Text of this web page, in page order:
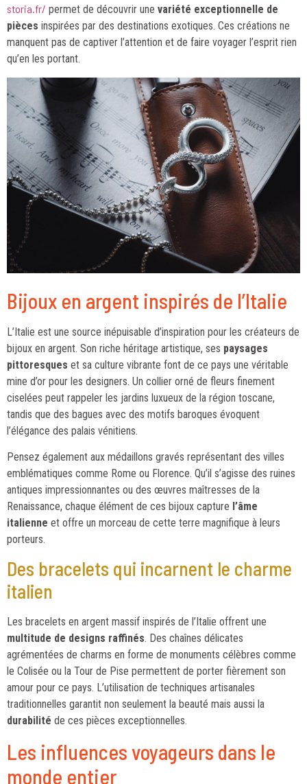
storia.fr/ permet de découvrir une variété exceptionnelle de
pièces inspirées par des destinations exotiques. Ces créations ne
manquent pas de captiver l’attention et de faire voyager l’esprit rien
qu’en les portant.
Bijoux en argent inspirés de l’Italie
L’Italie est une source inépuisable d’inspiration pour les créateurs de
bijoux en argent. Son riche héritage artistique, ses paysages
pittoresques et sa culture vibrante font de ce pays une véritable
mine d’or pour les designers. Un collier orné de fleurs finement
ciselées peut rappeler les jardins luxueux de la région toscane,
tandis que des bagues avec des motifs baroques évoquent
l’élégance des palais vénitiens.
Pensez également aux médaillons gravés représentant des villes
emblématiques comme Rome ou Florence. Qu’il s’agisse des ruines
antiques impressionnantes ou des œuvres maîtresses de la
Renaissance, chaque élément de ces bijoux capture l’âme
italienne et offre un morceau de cette terre magnifique à leurs
porteurs.
Des bracelets qui incarnent le charme
italien
Les bracelets en argent massif inspirés de l’Italie offrent une
multitude de designs raffinés. Des chaînes délicates
agrémentées de charms en forme de monuments célèbres comme
le Colisée ou la Tour de Pise permettent de porter fièrement son
amour pour ce pays. L’utilisation de techniques artisanales
traditionnelles garantit non seulement la beauté mais aussi la
durabilité de ces pièces exceptionnelles.
Les influences voyageurs dans le
monde entier